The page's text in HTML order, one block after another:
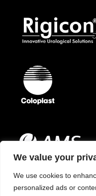
We value your
We use cookies to
personalized ads or